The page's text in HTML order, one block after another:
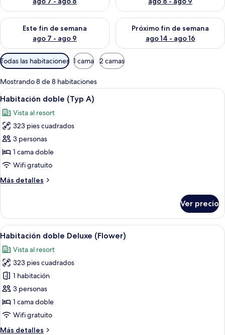
Este fin de semana
ago 7 - ago 9
Consulta la disponibilidad para este fin de semana ago 7 -
Próximo fin de semana
ago 14 - ago 16
Consulta la disponibilidad
Filtros
disponibles
para
las
habitaciones
Todas las habitaciones 1 cama 2 camas
Mostrando 8 de 8 habitaciones
Abrir
todas
las
fotos
de
Habitación
doble
A)
Habitación de hotel con cama, dos
6
Habitación doble (Typ A)
Vista al resort
323 pies cuadrados
3 personas
1 cama doble
Wifi gratuito
Más detalles
Más
doble
(Typ
A)
Ver precio
Abrir
todas
las
fotos
de
Habitación
doble
Deluxe
(Flower)
Una habitación de hotel moderna
7
Habitación doble Deluxe (Flower)
Vista al resort
323 pies cuadrados
1 habitación
3 personas
1 cama doble
Wifi gratuito
Más detalles
Más